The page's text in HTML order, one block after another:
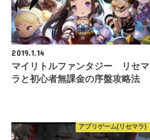
2019.1.14
マイリトルファンタジー リセマ
ラと初心者無課金の序盤攻略法
アプリゲーム(リセマラ)